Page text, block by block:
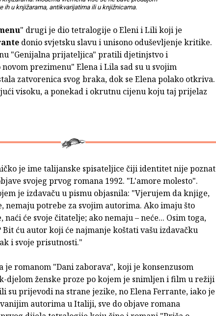
ih u knjižarama, antikvarijatima ili u knjižnicama.
" drugi je dio tetralogije o Eleni i Lili koji je
donio svjetsku slavu i unisono oduševljenje kritike.
"Genijalna prijateljica" pratili djetinjstvo i
prezimenu" Elena i Lila sad su u svojim
zatvorenica svog braka, dok se Elena polako otkriva.
visoku, a ponekad i okrutnu cijenu koju taj prijelaz
je ime talijanske spisateljice čiji identitet nije poznat
svojeg prvog romana 1992. "L'amore molesto".
je izdavaču u pismu objasnila: "Vjerujem da knjige,
nemaju potrebe za svojim autorima. Ako imaju što
će svoje čitatelje; ako nemaju – neće... Osim toga,
Bit ću autor koji će najmanje koštati vašu izdavačku
i svoje prisutnosti."
je romanom "Dani zaborava", koji je konsenzusom
djelom ženske proze po kojem je snimljen i film u režiji
su prijevodi na strane jezike, no Elena Ferrante, iako je
autorima u Italiji, sve do objave romana